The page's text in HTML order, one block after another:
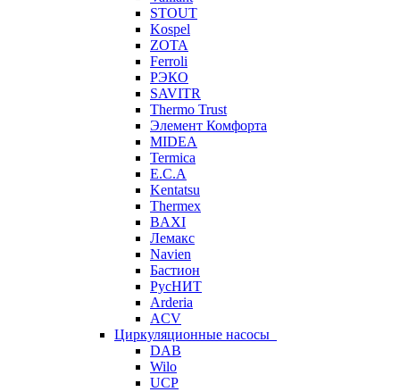
STOUT
Kospel
ZOTA
Ferroli
РЭКО
SAVITR
Thermo Trust
Элемент Комфорта
MIDEA
Termica
E.C.A
Kentatsu
Thermex
BAXI
Лемакс
Navien
Бастион
РусНИТ
Arderia
ACV
Циркуляционные насосы
DAB
Wilo
UCP